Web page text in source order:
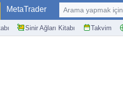
MetaTrader
Sinir Ağları Kitabı Takvim
Arama yapmak için